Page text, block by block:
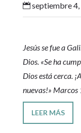
septiembre 4,
Jesús se fue a
Dios. «Se ha
Dios está cerca.
nuevas!»
LEER MÁS